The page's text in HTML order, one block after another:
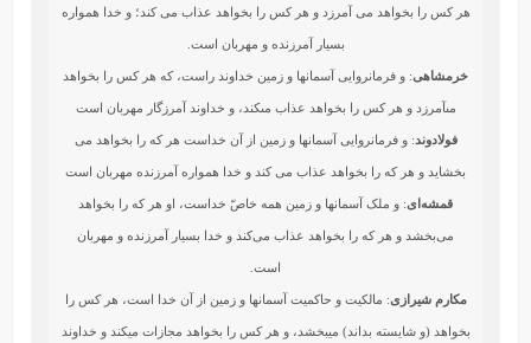
هر کس را بخواهد می آمرزد و هر کس را بخواهد عذاب می کند؛ و خدا همواره
بسیار آمرزنده و مهربان است.
خرمشاهی: و فرمانروايى آسمانها و زمين خداوند راست، كه هر كس را بخواهد
مى‏آمرزد و هر كس را بخواهد عذاب مى‏كند، و خداوند آمرزگار مهربان است‏
فولادوند: و فرمانروايى آسمانها و زمين از آن خداست هر كه را بخواهد مى
‏بخشايد و هر كه را بخواهد عذاب مى ‏كند و خدا همواره آمرزنده مهربان است
قمشه‌ای: و ملک آسمانها و زمین همه خاصّ خداست، او هر که را بخواهد
می‌بخشد و هر که را بخواهد عذاب می‌کند و خدا بسیار آمرزنده و مهربان
است.
مکارم شیرازی: مالكيت و حاكميت آسمانها و زمين از آن خدا است، هر كس را
بخواهد (و شايسته بداند) مي‏بخشد، و هر كس را بخواهد مجازات مي‏كند و خداوند